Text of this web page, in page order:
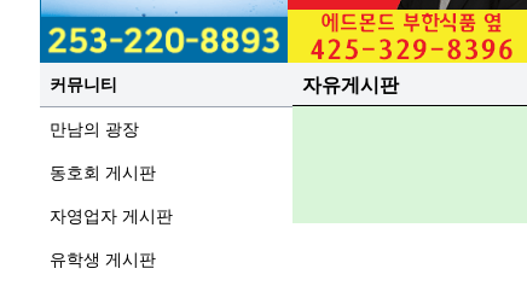
커뮤니티
만남의 광장
동호회 게시판
자영업자 게시판
유학생 게시판
자유게시판